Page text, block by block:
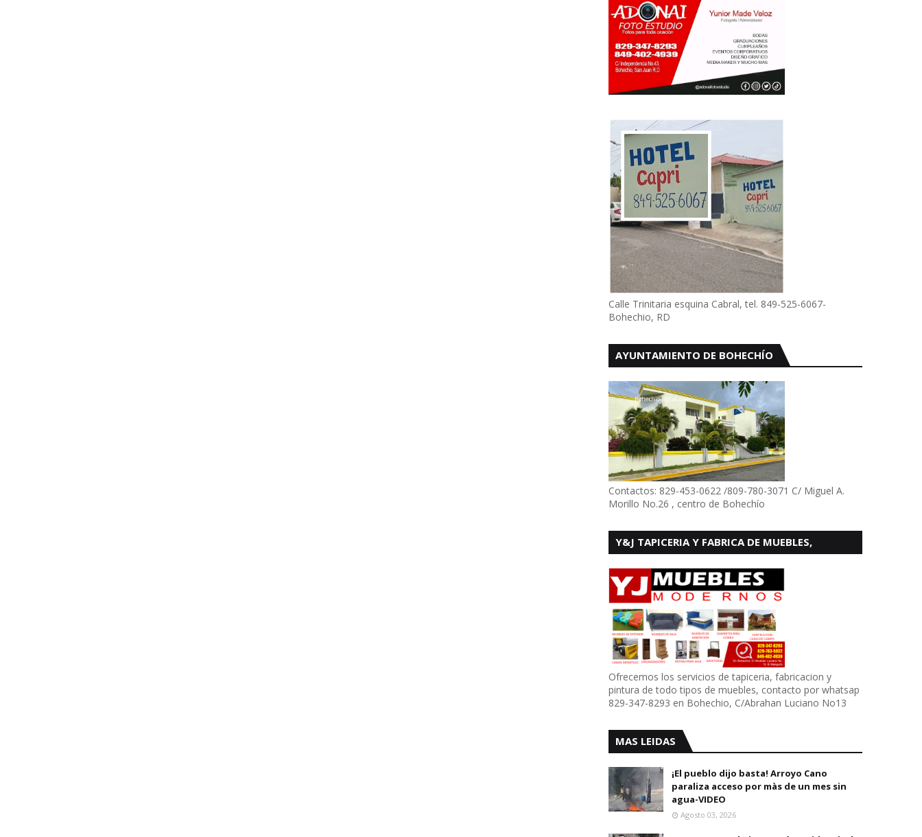
Calle Trinitaria esquina Cabral, tel. 849-525-6067-
Bohechio, RD
AYUNTAMIENTO DE BOHECHÍO
Contactos: 829-453-0622 /809-780-3071 C/ Miguel A.
Morillo No.26 , centro de Bohechío
Y&J TAPICERIA Y FABRICA DE MUEBLES,
Ofrecemos los servicios de tapiceria, fabricacion y
pintura de todo tipos de muebles, contacto por whatsap
829-347-8293 en Bohechio, C/Abrahan Luciano No13
MAS LEIDAS
¡El pueblo dijo basta! Arroyo Cano
paraliza acceso por màs de un mes sin
agua-VIDEO
Agosto 03, 2026